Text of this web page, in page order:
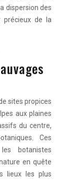
dispersion des
précieux de la
sites propices
aux plaines
du centre,
Ces
botanistes
en quête
lieux les plus